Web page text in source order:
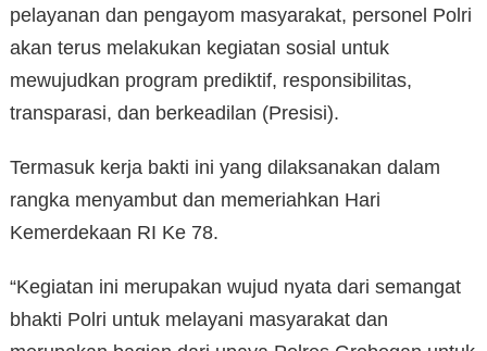
pelayanan dan pengayom masyarakat, personel Polri
akan terus melakukan kegiatan sosial untuk
mewujudkan program prediktif, responsibilitas,
transparasi, dan berkeadilan (Presisi).
Termasuk kerja bakti ini yang dilaksanakan dalam
rangka menyambut dan memeriahkan Hari
Kemerdekaan RI Ke 78.
“Kegiatan ini merupakan wujud nyata dari semangat
bhakti Polri untuk melayani masyarakat dan